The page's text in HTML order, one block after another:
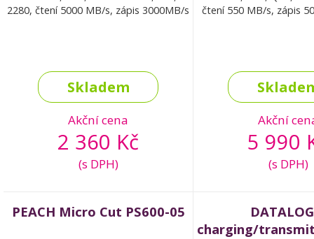
2280, čtení 5000 MB/s, zápis 3000MB/s
Skladem
Akční cena
2 360 Kč
(s DPH)
čtení 550 MB/s, zápis
Akční
5 990
(s DPH)
PEACH Micro Cut PS600-05
charging/